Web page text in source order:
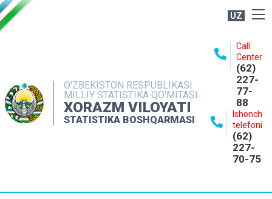
UZ
O'ZBEKISTON RESPUBLIKASI
MILLIY STATISTIKA QO'MITASI
XORAZM VILOYATI
STATISTIKA BOSHQARMASI
Call
Center
(62)
227-
77-
88
Ishonch
telefoni
(62)
227-
70-75
NASHRLAR
INTERAKTIV XIZMATLAR
MATBUOT XIZMATI